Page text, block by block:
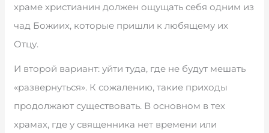
храме христианин должен ощущать себя одним из
чад Божиих, которые пришли к любящему их
Отцу.
И второй вариант: уйти туда, где не будут мешать
«развернуться». К сожалению, такие приходы
продолжают существовать. В основном в тех
храмах, где у священника нет времени или